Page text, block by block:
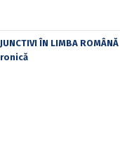
ÎN LIMBA ROMÂNĂ